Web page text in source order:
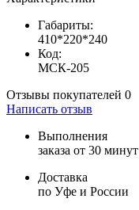
Габариты:
410*220*240
Код:
МСК-205
Отзывы покупателей 0
Написать отзыв
Выполнения
заказа от 30 минут
Доставка
по Уфе и России